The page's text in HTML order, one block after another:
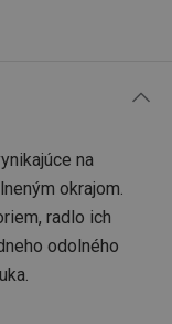
na
okrajom.
radlo ich
odolného